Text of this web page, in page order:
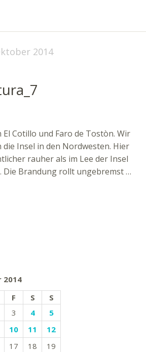
2014
Cotillo und Faro de Tostòn. Wir
Insel in den Nordwesten. Hier
rauher als im Lee der Insel
Die Brandung rollt ungebremst …
2014
F S
S
3 4
5
10 11
12
17 18
19